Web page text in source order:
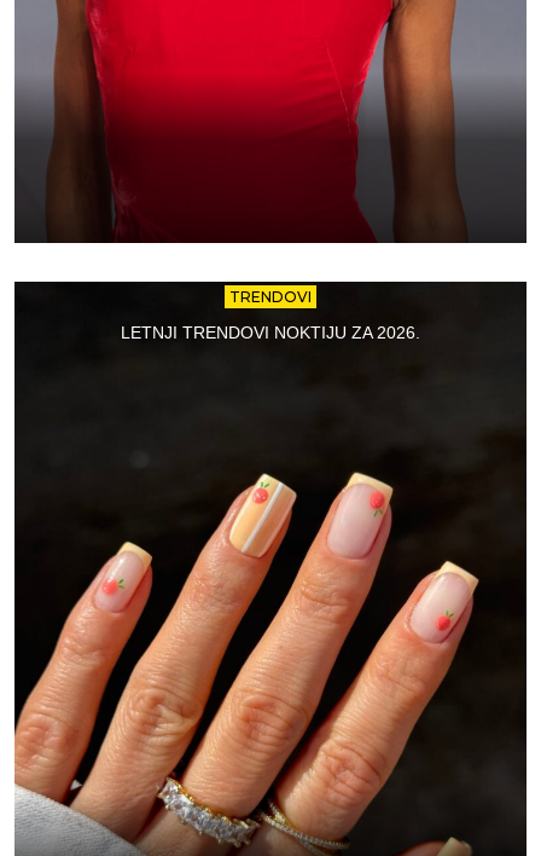
TRENDOVI
LETNJI TRENDOVI NOKTIJU ZA 2026.